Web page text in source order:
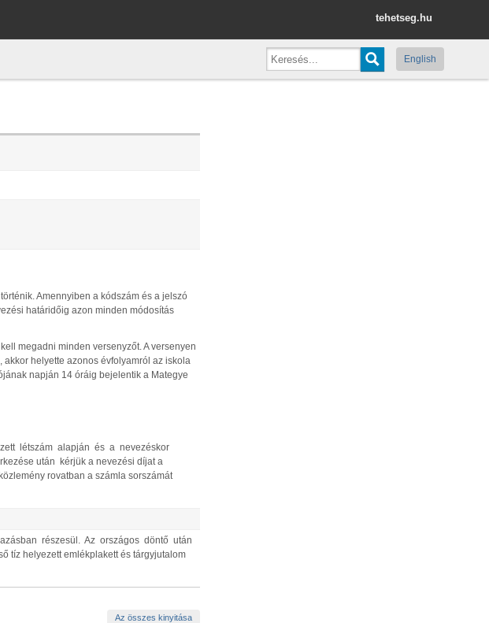
tehetseg.hu
English
Amennyiben a kódszám és a jelszó
határidőig azon minden módosítás
megadni minden versenyzőt. A versenyen
helyette azonos évfolyamról az iskola
napján 14 óráig bejelentik a Mategye
létszám alapján és a nevezéskor
után kérjük a nevezési díjat a
rovatban a számla sorszámát
részesül. Az országos döntő után
tíz helyezett emlékplakett és tárgyjutalom
Az összes kinyitása